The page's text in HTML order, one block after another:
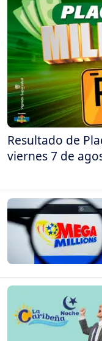
Resultado de
viernes 7 de